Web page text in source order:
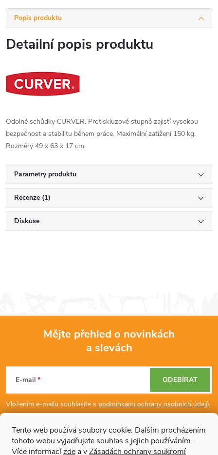
Tento web používá soubory cookie. Dalším procházením
tohoto webu vyjadřujete souhlas s jejich používáním.
Více informacízde a vZásadách ochrany soukromí
Popis produktu
Detailní popis produktu
Odolné schůdky CURVER. Protiskluzové stupně zajistí vysokou
bezpečnost a stabilitu během práce. Maximální zatížení 150 kg.
Rozměry 49 x 63 x 17 cm.
Parametry produktu
Recenze (1)
Diskuse
p
Mějte přehled o novinkách
a slevách
E-mail
Vložením e-mailu souhlasíte s podmínkami ochrany osobních údajů
ODEBÍRAT
Dodatečné informace